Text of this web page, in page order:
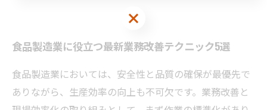
食品製造業に役立つ最新業務改善テクニック5選
食品製造業においては、安全性と品質の確保が最優先で
ありながら、生産効率の向上も不可欠です。業務改善と
お問い合わせはこちら